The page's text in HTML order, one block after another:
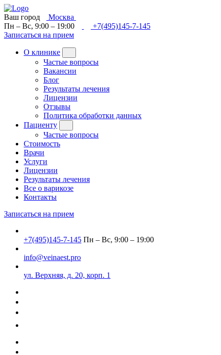
Ваш город
Москва
Пн – Вс, 9:00 – 19:00
+7(495)145-7-145
Записаться на прием
О клинике
Частые вопросы
Вакансии
Блог
Результаты лечения
Лицензии
Отзывы
Политика обработки данных
Пациенту
Частые вопросы
Стоимость
Врачи
Услуги
Лицензии
Результаты лечения
Все о варикозе
Контакты
Записаться на прием
+7(495)145-7-145 Пн – Вс, 9:00 – 19:00
info@veinaest.pro
ул. Верхняя, д. 20, корп. 1